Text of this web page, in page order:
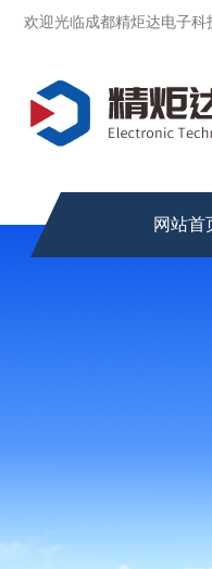
欢迎光临成都精炬达电子科
网站首